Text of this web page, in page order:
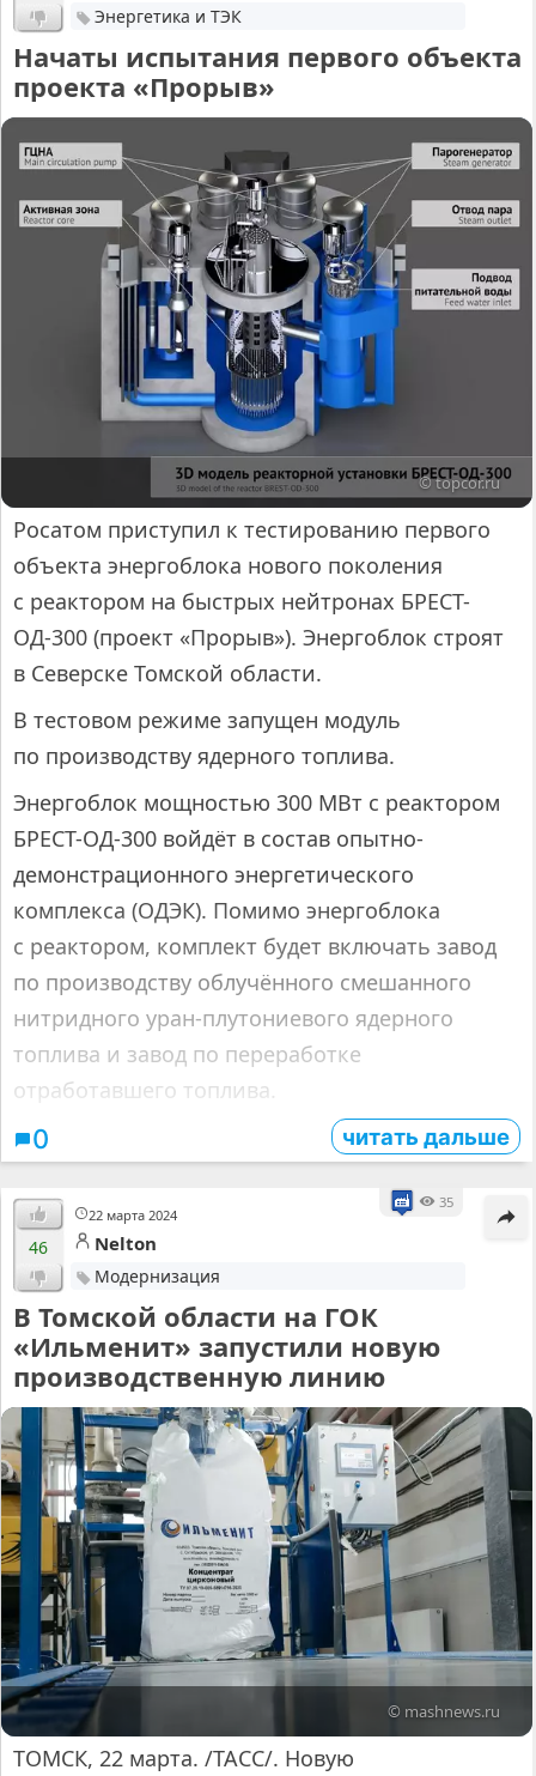
Энергетика и ТЭК
Начаты испытания первого объекта
проекта «Прорыв»
© topcor.ru
Росатом приступил к тестированию первого
объекта энергоблока нового поколения
с реактором на быстрых нейтронах БРЕСТ-
ОД-300 (проект «Прорыв»). Энергоблок строят
в Северске Томской области.
В тестовом режиме запущен модуль
по производству ядерного топлива.
Энергоблок мощностью 300 МВт с реактором
БРЕСТ-ОД-300 войдёт в состав опытно-
демонстрационного энергетического
комплекса (ОДЭК). Помимо энергоблока
с реактором, комплект будет включать завод
по производству облучённого смешанного
нитридного уран-плутониевого ядерного
топлива и завод по переработке
отработавшего топлива.
0 читать дальше
22 марта 2024
35
46 Nelton
Модернизация
В Томской области на ГОК
«Ильменит» запустили новую
производственную линию
© mashnews.ru
ТОМСК, 22 марта. /ТАСС/. Новую